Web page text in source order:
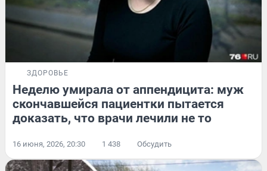
ЗДОРОВЬЕ
Неделю умирала от аппендицита: муж
скончавшейся пациентки пытается
доказать, что врачи лечили не то
16 июня, 2026, 20:30 1 438 Обсудить